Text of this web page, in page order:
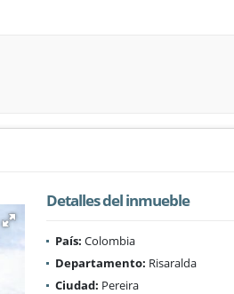
Detalles del inmueble
País: Colombia
Departamento: Risaralda
Ciudad: Pereira